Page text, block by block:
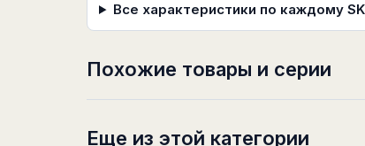
Все характеристики по каждому
Похожие товары и серии
Еще из этой категории